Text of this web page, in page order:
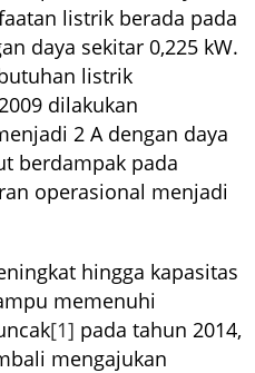
listrik berada pada
daya sekitar 0,225 kW.
listrik
dilakukan
2 A dengan daya
berdampak pada
operasional menjadi
hingga kapasitas
memenuhi
[1] pada tahun 2014,
mengajukan